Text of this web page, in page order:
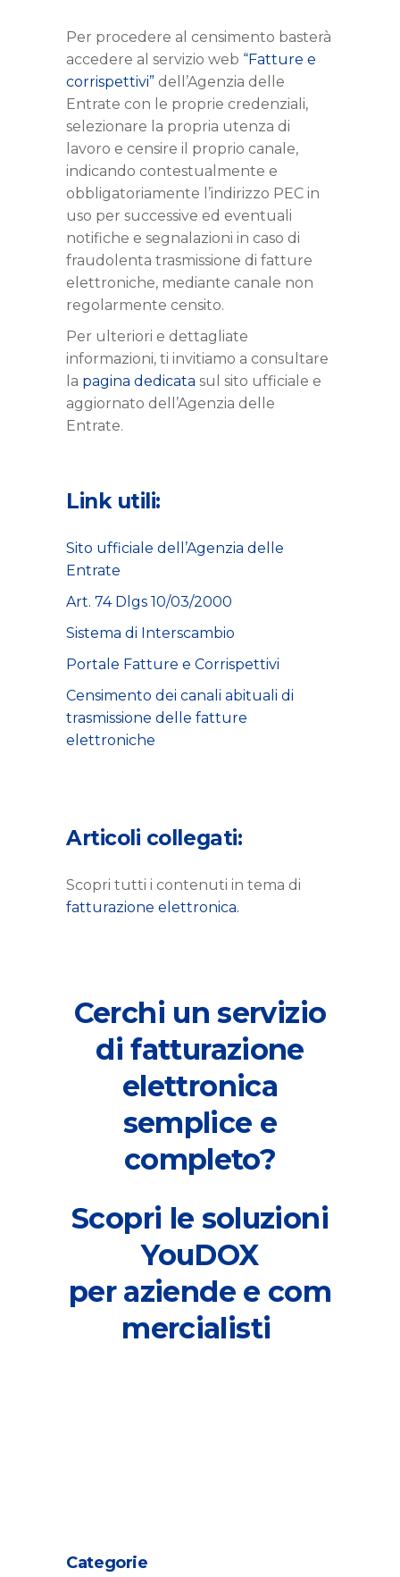
Per procedere al censimento basterà
accedere al servizio web “Fatture e
corrispettivi” dell’Agenzia delle
Entrate con le proprie credenziali,
selezionare la propria utenza di
lavoro e censire il proprio canale,
indicando contestualmente e
obbligatoriamente l’indirizzo PEC in
uso per successive ed eventuali
notifiche e segnalazioni in caso di
fraudolenta trasmissione di fatture
elettroniche, mediante canale non
regolarmente censito.
Per ulteriori e dettagliate
informazioni, ti invitiamo a consultare
la pagina dedicata sul sito ufficiale e
aggiornato dell’Agenzia delle
Entrate.
Link utili:
Sito ufficiale dell’Agenzia delle
Entrate
Art. 74 Dlgs 10/03/2000
Sistema di Interscambio
Portale Fatture e Corrispettivi
Censimento dei canali abituali di
trasmissione delle fatture
elettroniche
Articoli collegati:
Scopri tutti i contenuti in tema di
fatturazione elettronica.
Cerchi un servizio
di fatturazione
elettronica
semplice e
completo?
Scopri le soluzioni
YouDOX
per aziendee com
mercialisti
Categorie